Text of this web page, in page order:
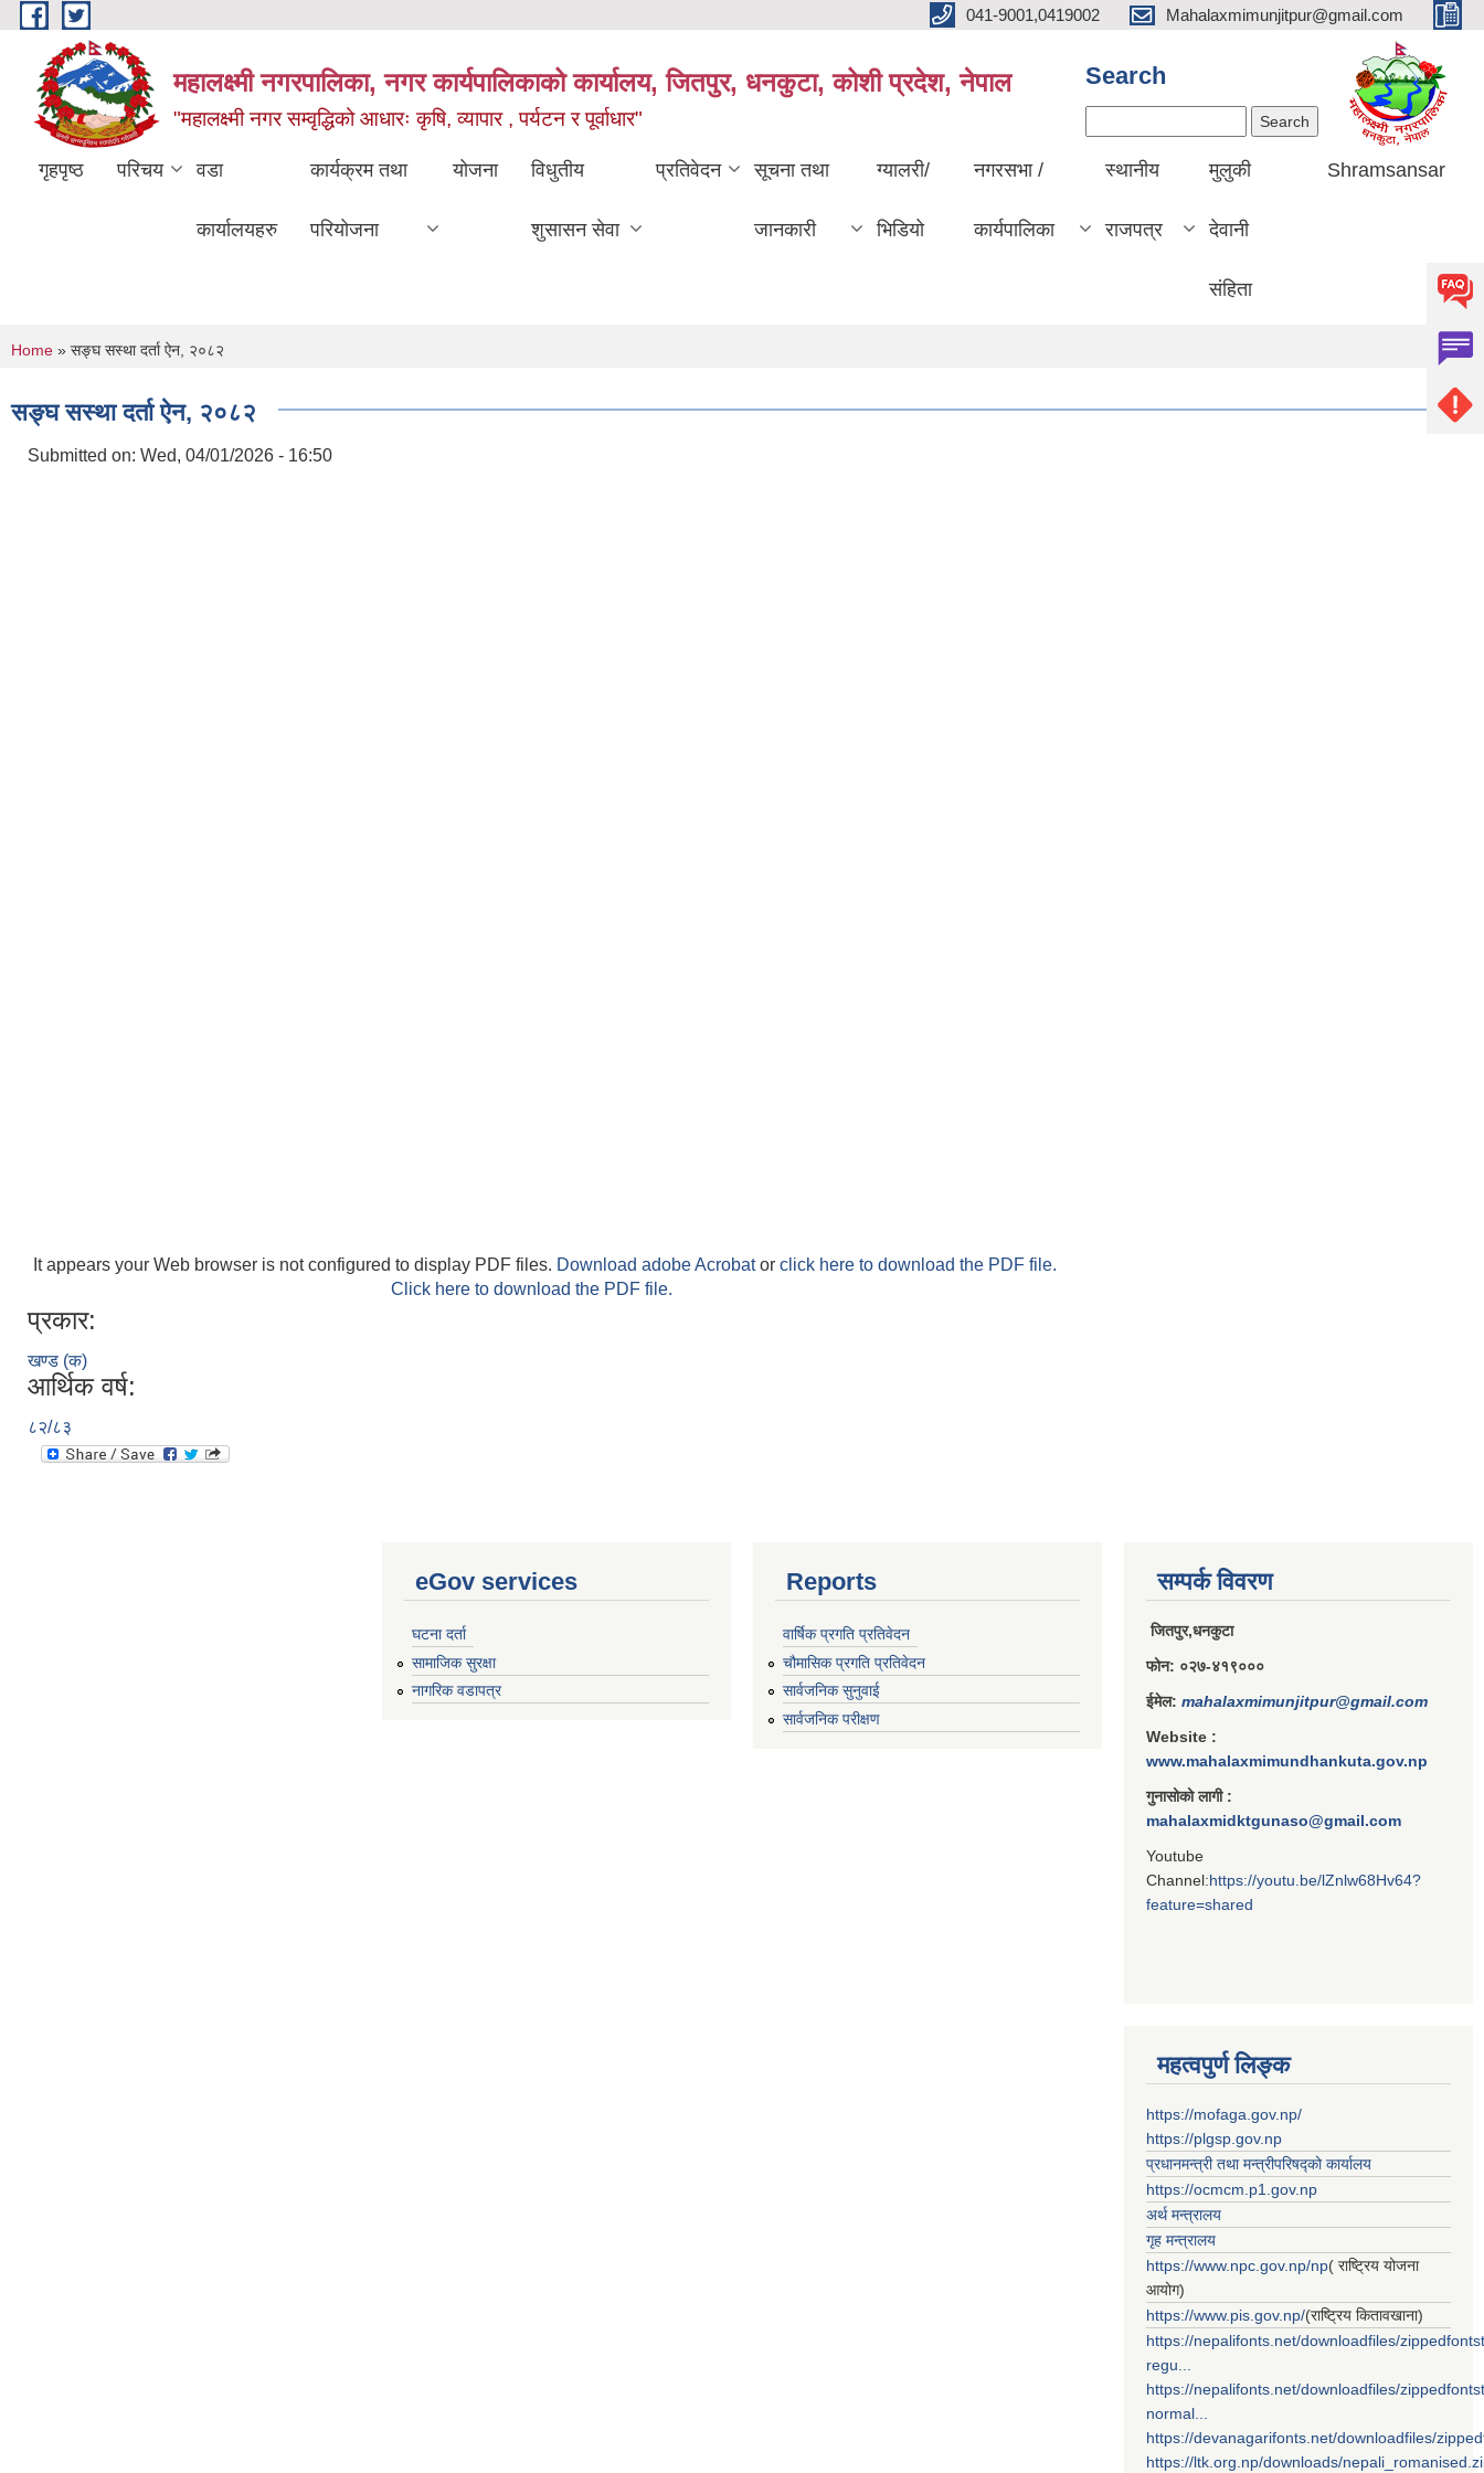
Skip to main content 041-9001,0419002 Mahalaxmimunjitpur@gmail.com
महालक्ष्मी नगरपालिका, नगर कार्यपालिकाको कार्यालय, जितपुर, धनकुटा, कोशी प्रदेश, नेपाल
"महालक्ष्मी नगर सम्वृद्धिको आधारः कृषि, व्यापार , पर्यटन र पूर्वाधार"
Search
गृहपृष्ठ परिचय वडा
कार्यालयहरु
कार्यक्रम तथा
परियोजना
योजना विधुतीय
शुसासन सेवा
प्रतिवेदन सूचना तथा
जानकारी
ग्यालरी/
भिडियो
नगरसभा /
कार्यपालिका
स्थानीय
राजपत्र
मुलुकी
देवानी
संहिता
Shramsansar
You are here
Home » सङ्घ सस्था दर्ता ऐन, २०८२
सङ्घ सस्था दर्ता ऐन, २०८२
Submitted on: Wed, 04/01/2026 - 16:50
It appears your Web browser is not configured to display PDF files. Download adobe Acrobator click here to download the PDF file.
Click here to download the PDF file.
प्रकार:
खण्ड (क)
आर्थिक वर्ष:
८२/८३
eGov services
घटना दर्ता
सामाजिक सुरक्षा
नागरिक वडापत्र
Reports
वार्षिक प्रगति प्रतिवेदन
चौमासिक प्रगति प्रतिवेदन
सार्वजनिक सुनुवाई
सार्वजनिक परीक्षण
सम्पर्क विवरण
जितपुर,धनकुटा
फोन: ०२७-४१९०००
ईमेल: mahalaxmimunjitpur@gmail.com
Website :
www.mahalaxmimundhankuta.gov.np
गुनासोको लागी :
mahalaxmidktgunaso@gmail.com
Youtube
Channel:https://youtu.be/lZnlw68Hv64?
feature=shared
महत्वपुर्ण लिङ्क
https://mofaga.gov.np/
https://plgsp.gov.np
प्रधानमन्त्री तथा मन्त्रीपरिषद्को कार्यालय
https://ocmcm.p1.gov.np
अर्थ मन्त्रालय
गृह मन्त्रालय
https://www.npc.gov.np/np( राष्ट्रिय योजना
आयोग)
https://www.pis.gov.np/(राष्ट्रिय कितावखाना)
https://nepalifonts.net/downloadfiles/
regu...
https://nepalifonts.net/downloadfiles/
normal...
https://devanagarifonts.net/downloadfiles/
https://ltk.org.np/downloads/